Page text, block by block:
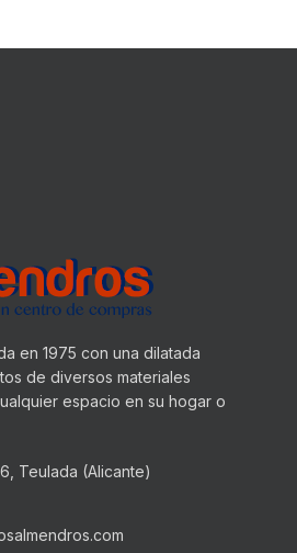
en 1975 con una dilatada
de diversos materiales
espacio en su hogar o
Teulada (Alicante)